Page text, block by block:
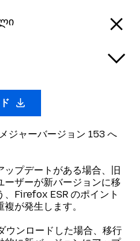
ジャーバージョン 153 へ
ップデートがある場合、旧
ーザーが新バージョンに移
、Firefox ESR のポイント
が発生します。
ウンロードした場合、移行